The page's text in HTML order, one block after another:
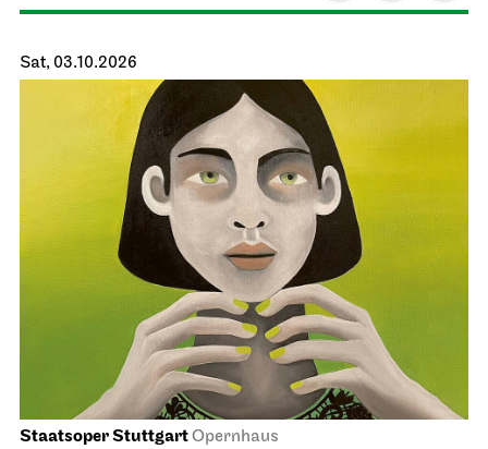
Sat, 03.10.2026
Staatsoper StuttgartOpernhaus